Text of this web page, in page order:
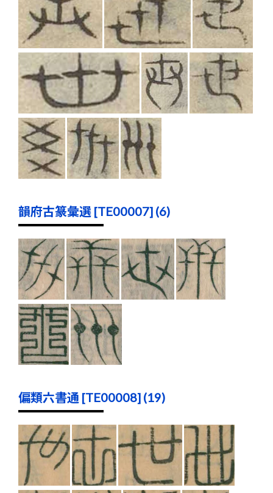
韻府古篆彙選 [TE00007] (6)
偏類六書通 [TE00008] (19)